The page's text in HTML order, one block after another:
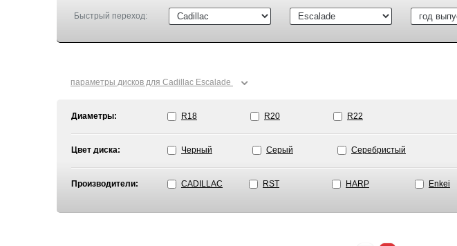
Быстрый переход:
параметры дисков для Cadillac Escalade ⌄
Диаметры: R18 R20 R22
Цвет диска: Черный Серый Серебристый
Производители: CADILLAC RST HARP Enkei